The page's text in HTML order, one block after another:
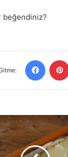
beğendiniz?